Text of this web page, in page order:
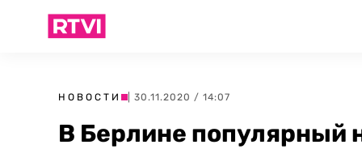
НОВОСТИ | 30.11.2020 / 14:07
В Берлине популярный